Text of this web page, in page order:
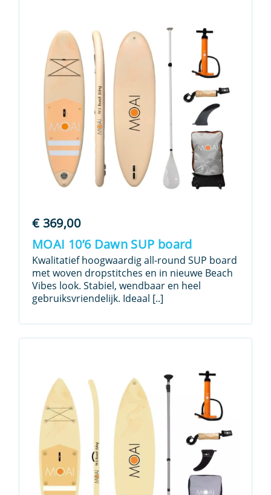
€369,00
MOAI 10’6 Dawn SUP board
Kwalitatief hoogwaardig all-round SUP board
met woven dropstitches en in nieuwe Beach
Vibes look. Stabiel, wendbaar en heel
gebruiksvriendelijk. Ideaal [..]